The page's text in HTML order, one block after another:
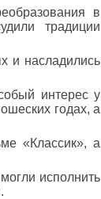
в
традиции
и насладились
интерес у
годах, а
«Классик», а
исполнить